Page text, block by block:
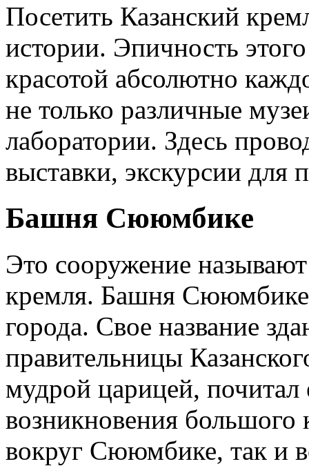
Посетить Казанский
истории. Эпичность
красотой абсолютно
не только различные
лаборатории. Здесь
выставки, экскурсии для
Башня Сююмбике
Это сооружение
кремля. Башня Сююмбике
города. Свое название
правительницы
мудрой царицей,
возникновения большого
вокруг Сююмбике, так и